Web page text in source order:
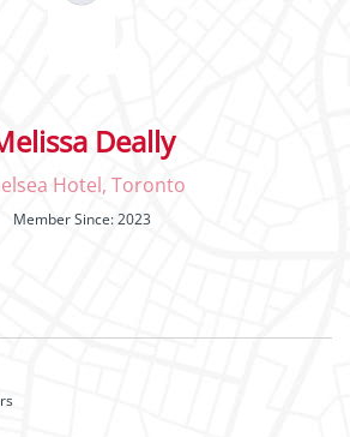
Deally
Hotel, Toronto
Member Since: 2023